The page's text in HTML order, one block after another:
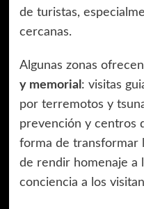
de turistas,
cercanas.
Algunas zonas
y memorial : visitas
por terremotos y
prevención y centros
forma de transformar
de rendir homenaje a
conciencia a los